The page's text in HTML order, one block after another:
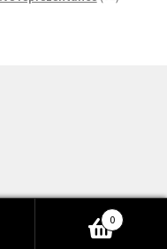
izdelkov
0